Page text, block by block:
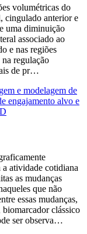
volumétricas do
cingulado anterior e
uma diminuição
associado ao
e nas regiões
regulação
de pr…
e modelagem de
engajamento alvo e
a atividade cotidiana
as mudanças
que não
essas mudanças,
biomarcador clássico
ser observa…